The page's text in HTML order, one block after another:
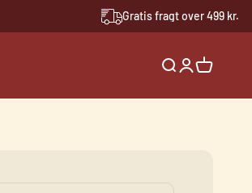
Gratis fragt over 499 kr.
ÅbnÅbnÅbn